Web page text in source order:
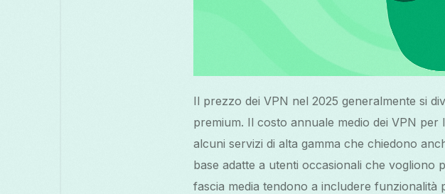
Il prezzo dei VPN nel 2025 generalmente si
premium. Il costo annuale medio dei VPN
alcuni servizi di alta gamma che chiedono
base adatte a utenti occasionali che vogliono
fascia media tendono a includere